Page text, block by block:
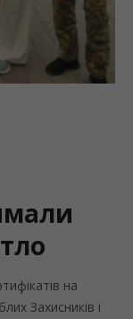
на
Захисників і